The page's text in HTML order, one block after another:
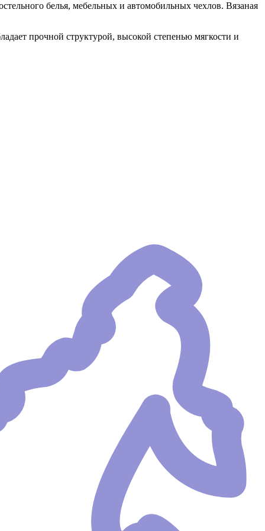
белья, мебельных и автомобильных чехлов. Вязаная
прочной структурой, высокой степенью мягкости и